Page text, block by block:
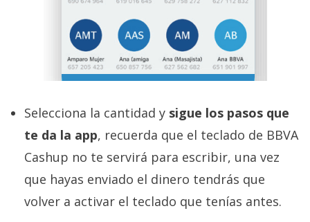
Selecciona la cantidad y sigue los pasos que
te da la app, recuerda que el teclado de BBVA
Cashup no te servirá para escribir, una vez
que hayas enviado el dinero tendrás que
volver a activar el teclado que tenías antes.